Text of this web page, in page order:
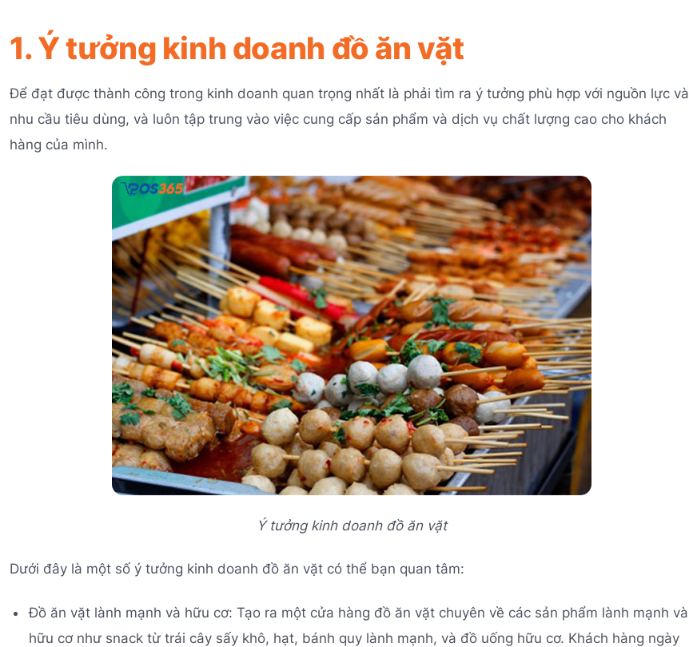
1. Ý tưởng kinh doanh đồ ăn vặt
Để đạt được thành công trong kinh doanh quan trọng nhất là phải tìm ra ý tưởng phù hợp với nguồn lực và
nhu cầu tiêu dùng, và luôn tập trung vào việc cung cấp sản phẩm và dịch vụ chất lượng cao cho khách
hàng của mình.
Ý tưởng kinh doanh đồ ăn vặt
Dưới đây là một số ý tưởng kinh doanh đồ ăn vặt có thể bạn quan tâm:
Đồ ăn vặt lành mạnh và hữu cơ: Tạo ra một cửa hàng đồ ăn vặt chuyên về các sản phẩm lành mạnh và
hữu cơ như snack từ trái cây sấy khô, hạt, bánh quy lành mạnh, và đồ uống hữu cơ. Khách hàng ngày